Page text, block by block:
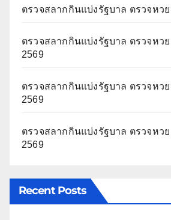
ตรวจสลากกินแบ่งรัฐบาล ตรวจหว
ตรวจสลากกินแบ่งรัฐบาล ตรวจหว
2569
ตรวจสลากกินแบ่งรัฐบาล ตรวจหว
2569
ตรวจสลากกินแบ่งรัฐบาล ตรวจหว
2569
Recent Posts